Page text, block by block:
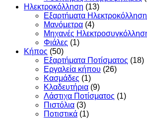
Ηλεκτροκόλληση (13)
Εξαρτήματα
Μανόμετρα (4)
Μηχανές
Φιάλες (1)
Κήπος (50)
Εξαρτήματα Ποτίσματος (18)
Εργαλεία κήπου (26)
Κασμάδες (1)
Κλαδευτήρια (9)
Λάστιχα Ποτίσματος (1)
Πιστόλια (3)
Ποτιστικά (1)